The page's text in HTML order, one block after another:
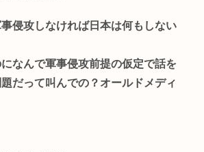
侵攻しなければ日本は何もしない
なんで軍事侵攻前提の仮定で話を
だって叫んでの？オールドメディ